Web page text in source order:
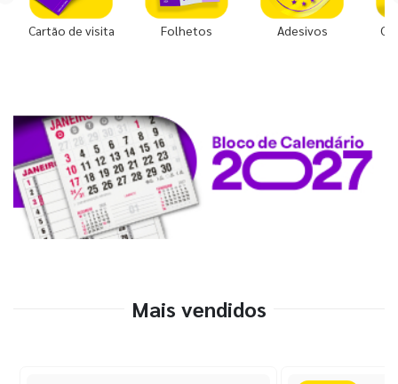
Cartão de visita Folhetos Adesivos
Mais vendidos